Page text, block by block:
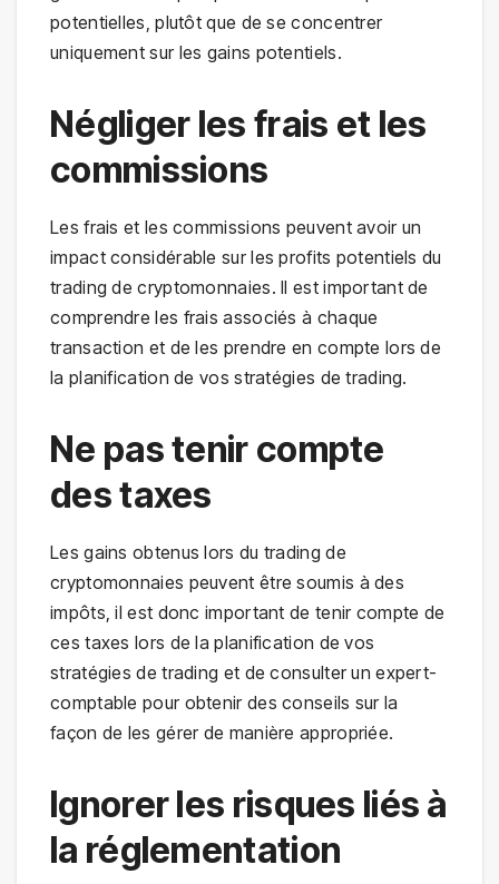
potentielles, plutôt que de se concentrer
uniquement sur les gains potentiels.
Négliger les frais et les
commissions
Les frais et les commissions peuvent avoir un
impact considérable sur les profits potentiels du
trading de cryptomonnaies. Il est important de
comprendre les frais associés à chaque
transaction et de les prendre en compte lors de
la planification de vos stratégies de trading.
Ne pas tenir compte
des taxes
Les gains obtenus lors du trading de
cryptomonnaies peuvent être soumis à des
impôts, il est donc important de tenir compte de
ces taxes lors de la planification de vos
stratégies de trading et de consulter un expert-
comptable pour obtenir des conseils sur la
façon de les gérer de manière appropriée.
Ignorer les risques liés à
la réglementation